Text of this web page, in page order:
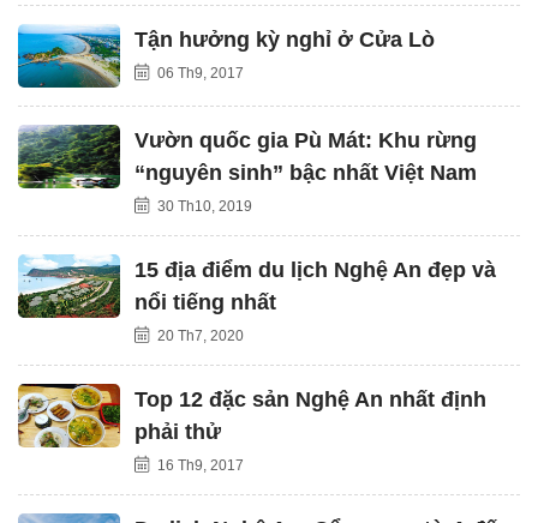
Tận hưởng kỳ nghỉ ở Cửa Lò
06 Th9, 2017
Vườn quốc gia Pù Mát: Khu rừng
“nguyên sinh” bậc nhất Việt Nam
30 Th10, 2019
15 địa điểm du lịch Nghệ An đẹp và
nổi tiếng nhất
20 Th7, 2020
Top 12 đặc sản Nghệ An nhất định
phải thử
16 Th9, 2017